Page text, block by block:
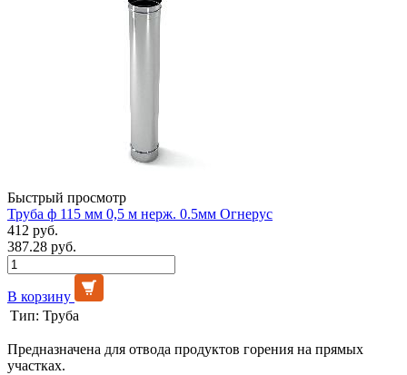
Быстрый просмотр
Труба ф 115 мм 0,5 м нерж. 0.5мм Огнерус
412 руб.
387.28 руб.
В корзину
Тип: Труба
Предназначена для отвода продуктов горения на прямых
участках.